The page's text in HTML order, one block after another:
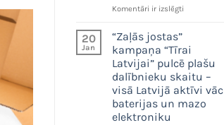
Komentāri ir izslēgtiKampaņā
bērni
savākuši
44,8
tonnas
bateriju
un
20
Jan
“Zaļās jostas”
kampaņa “Tīrai
Latvijai” pulcē plašu
dalībnieku skaitu –
visā Latvijā aktīvi vāc
baterijas un mazo
elektroniku